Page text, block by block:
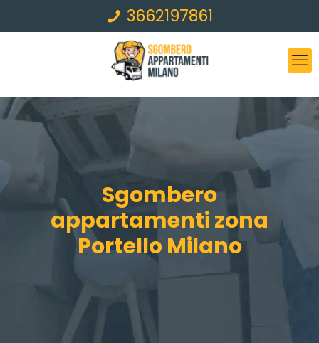
3662197861
Sgombero
appartamenti zona
Portello Milano